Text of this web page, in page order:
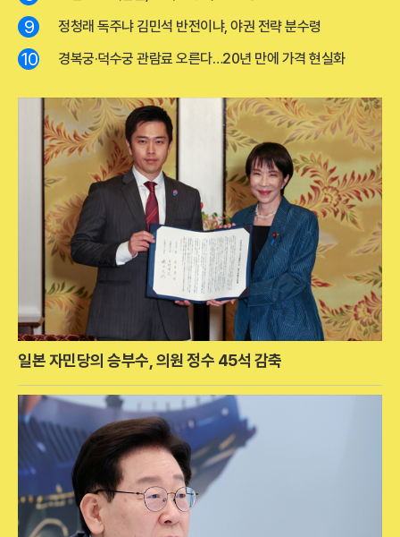
9 정청래 독주냐 김민석 반전이냐, 야권 전략 분수령
10 경복궁·덕수궁 관람료 오른다…20년 만에 가격 현실화
일본 자민당의 승부수, 의원 정수 45석 감축